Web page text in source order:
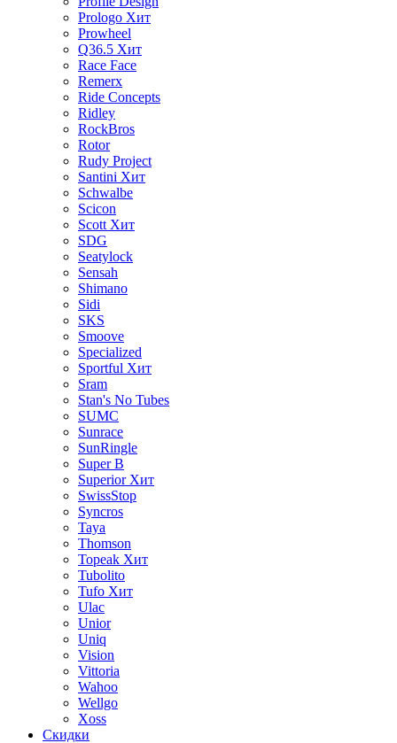
Prologo Хит
Prowheel
Q36.5 Хит
Race Face
Remerx
Ride Concepts
Ridley
RockBros
Rotor
Rudy Project
Santini Хит
Schwalbe
Scicon
Scott Хит
SDG
Seatylock
Sensah
Shimano
Sidi
SKS
Smoove
Specialized
Sportful Хит
Sram
Stan's No Tubes
SUMC
Sunrace
SunRingle
Super B
Superior Хит
SwissStop
Syncros
Taya
Thomson
Topeak Хит
Tubolito
Tufo Хит
Ulac
Unior
Uniq
Vision
Vittoria
Wahoo
Wellgo
Xoss
Скидки